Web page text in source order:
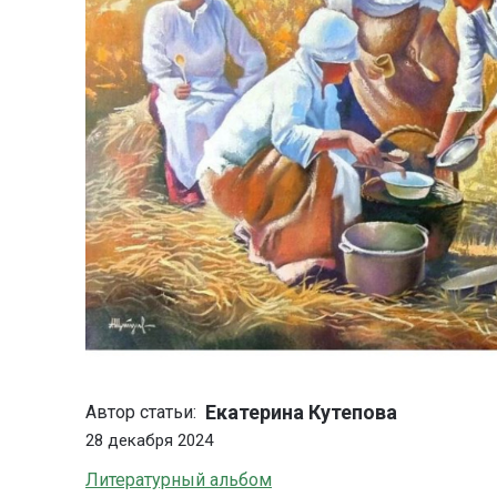
Автор статьи: Екатерина Кутепова
28 декабря 2024
Литературный альбом